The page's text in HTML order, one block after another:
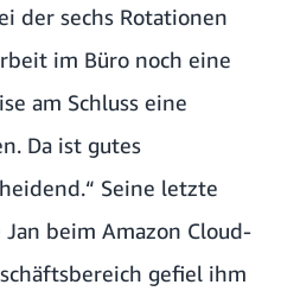
der sechs Rotationen
im Büro noch eine
am Schluss eine
Da ist gutes
Seine letzte
beim Amazon Cloud-
gefiel ihm